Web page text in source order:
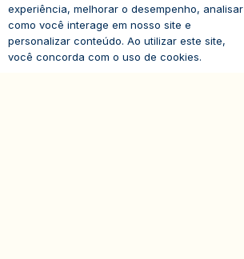
experiência, melhorar o desempenho, analisar
como você interage em nosso site e
personalizar conteúdo. Ao utilizar este site,
você concorda com o uso de cookies.